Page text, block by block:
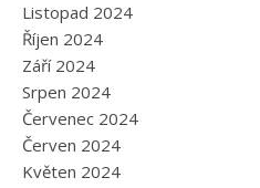
Listopad 2024
Říjen 2024
Září 2024
Srpen 2024
Červenec 2024
Červen 2024
Květen 2024